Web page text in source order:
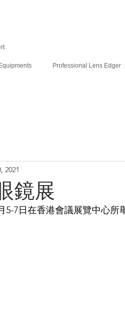
Professional Lens Edger
鏡展
2021
5-7日在香港會議展覽中心所